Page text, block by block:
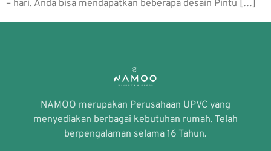
– hari. Anda bisa mendapatkan beberapa desain Pintu […]
NAMOO merupakan Perusahaan UPVC yang
menyediakan berbagai kebutuhan rumah. Telah
berpengalaman selama 16 Tahun.